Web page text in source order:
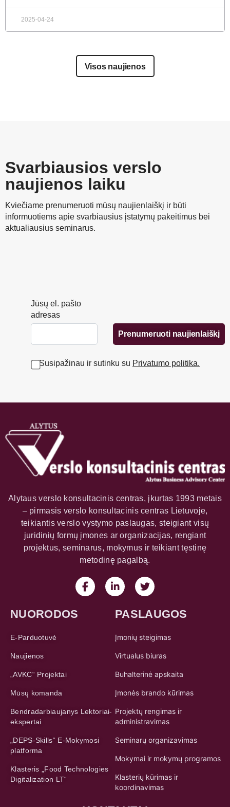
2025-04-24
Visos naujienos
Svarbiausios verslo
naujienos laiku
Kviečiame prenumeruoti mūsų naujienlaiškį ir būti
informuotiems apie svarbiausius įstatymų pakeitimus bei
aktualiausius seminarus.
Jūsų el. pašto
adresas
Prenumeruoti naujienlaiškį
Susipažinau ir sutinku su Privatumo politika.
Alytaus verslo konsultacinis centras, įkurtas 1993 metais
– pirmasis verslo konsultacinis centras Lietuvoje,
teikiantis verslo vystymo paslaugas, steigiant visų
juridinių formų įmones ar organizacijas, rengiant
projektus, seminarus, mokymus ir teikiant tęstinę
metodinę pagalbą.
NUORODOS
E-Parduotuvė
Naujienos
„AVKC“ Projektai
Mūsų komanda
Bendradarbiaujanys Lektoriai-
ekspertai
„DEPS-Skills“ E-Mokymosi
platforma
Klasteris „Food Technologies
Digitalization LT“
PASLAUGOS
Įmonių steigimas
Virtualus biuras
Buhalterinė apskaita
Įmonės brando kūrimas
Projektų rengimas ir
administravimas
Seminarų organizavimas
Mokymai ir mokymų programos
Klasterių kūrimas ir
koordinavimas